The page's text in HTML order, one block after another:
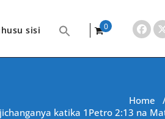
sisi
0
Home
katika 1Petro 2:13 na